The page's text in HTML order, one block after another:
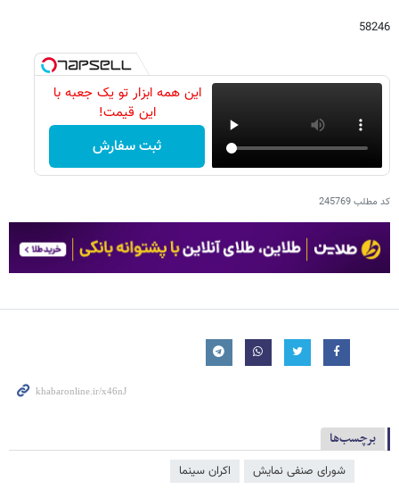
58246
این همه ابزار تو یک جعبه با
این قیمت!
ثبت سفارش
کد مطلب245769
برچسب‌ها
شورای صنفی نمایش اکران سینما